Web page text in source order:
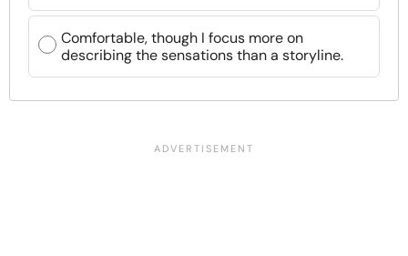
Comfortable, though I focus more on
describing the sensations than a storyline.